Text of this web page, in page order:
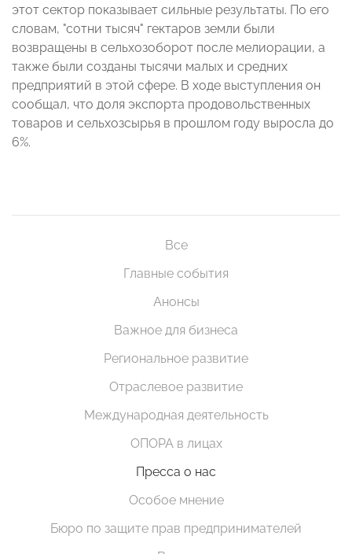
этот сектор показывает сильные результаты. По его
словам, "сотни тысяч" гектаров земли были
возвращены в сельхозоборот после мелиорации, а
также были созданы тысячи малых и средних
предприятий в этой сфере. В ходе выступления он
сообщал, что доля экспорта продовольственных
товаров и сельхозсырья в прошлом году выросла до
6%.
Все
Главные события
Анонсы
Важное для бизнеса
Региональное развитие
Отраслевое развитие
Международная деятельность
ОПОРА в лицах
Пресса о нас
Особое мнение
Бюро по защите прав предпринимателей